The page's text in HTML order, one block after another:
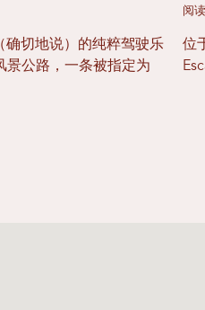
确切地说）的纯粹驾驶乐
景公路，一条被指定为
阅
位